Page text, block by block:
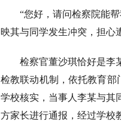
“您好，请问检察院能
映其与同学发生冲突，担心
检察官董沙琪恰好是李
检教联动机制，依托教育部
学校核实，当事人李某与其
方家长进行通报，经过学校